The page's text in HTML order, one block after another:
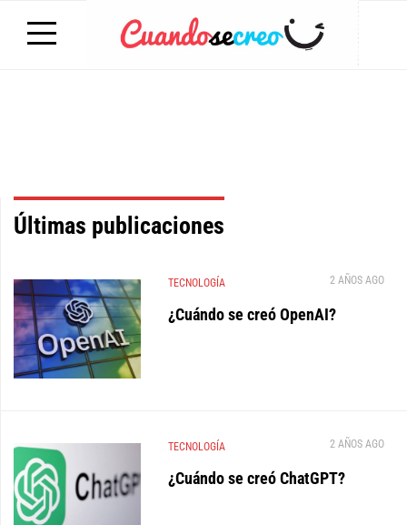
Últimas publicaciones
TECNOLOGÍA 2 AÑOS AGO
¿Cuándo se creó OpenAI?
TECNOLOGÍA 2 AÑOS AGO
¿Cuándo se creó ChatGPT?